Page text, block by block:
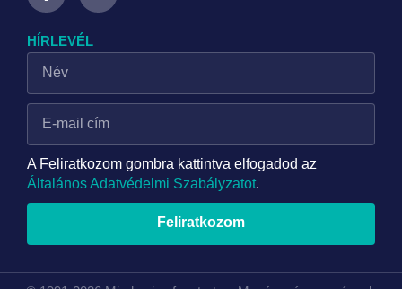
HÍRLEVÉL
A Feliratkozom gombra kattintva elfogadod az
Általános Adatvédelmi Szabályzatot.
Feliratkozom